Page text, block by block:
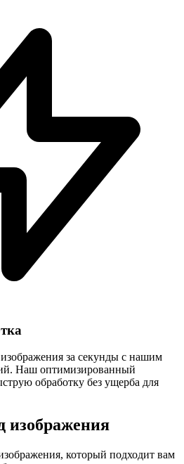
за секунды с нашим
Наш оптимизированный
обработку без ущерба для
изображения
который подходит вам